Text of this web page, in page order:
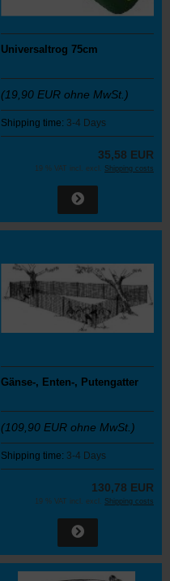
Universaltrog 75cm
(19,90 EUR ohne MwSt.)
Shipping time: 3-4 Days
35,58 EUR
19 % VAT incl. excl. Shipping costs
Gänse-, Enten-, Putengatter
(109,90 EUR ohne MwSt.)
Shipping time: 3-4 Days
130,78 EUR
19 % VAT incl. excl. Shipping costs